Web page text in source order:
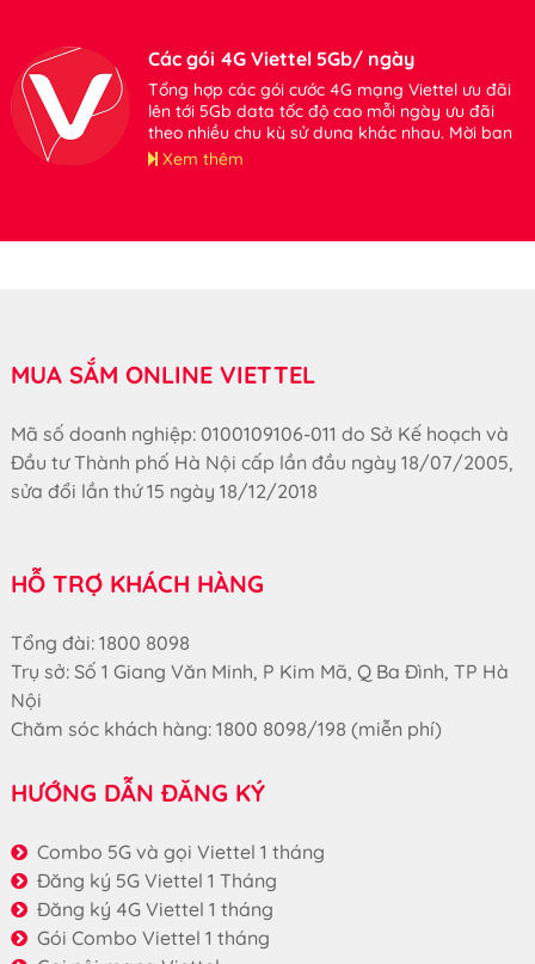
Các gói 4G Viettel 5Gb/ ngày
Tổng hợp các gói cước 4G mạng Viettel ưu đãi
lên tới 5Gb data tốc độ cao mỗi ngày ưu đãi
theo nhiều chu kỳ sử dụng khác nhau. Mời bạn
tham khảo.
Xem thêm
MUA SẮM ONLINE VIETTEL
Mã số doanh nghiệp: 0100109106-011 do Sở Kế hoạch và
Đầu tư Thành phố Hà Nội cấp lần đầu ngày 18/07/2005,
sửa đổi lần thứ 15 ngày 18/12/2018
HỖ TRỢ KHÁCH HÀNG
Tổng đài: 1800 8098
Trụ sở: Số 1 Giang Văn Minh, P Kim Mã, Q Ba Đình, TP Hà
Nội
Chăm sóc khách hàng: 1800 8098/198 (miễn phí)
HƯỚNG DẪN ĐĂNG KÝ
Combo 5G và gọi Viettel 1 tháng
Đăng ký 5G Viettel 1 Tháng
Đăng ký 4G Viettel 1 tháng
Gói Combo Viettel 1 tháng